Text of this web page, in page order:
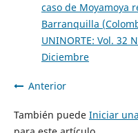
caso de Moyamoya
Barranquilla
UNINORTE: Vol. 32
Diciembre
Anterior
También puede Iniciar